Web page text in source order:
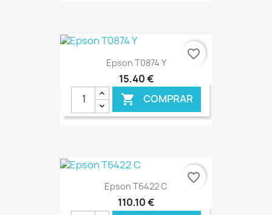
€ ONLINE
Epson T0874 Y
15,40 €
 COMPRAR
€ ONLINE
favorite_border
Epson T6422 C
110,10 €
favorite_border